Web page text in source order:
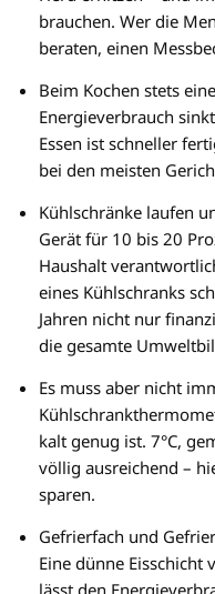
brauchen. Wer die
beraten, einen
Beim Kochen stets
Energieverbrauch
Essen ist schneller
bei den meisten
Kühlschränke laufen
Gerät für 10 bis 20
Haushalt
eines Kühlschranks
Jahren nicht nur
die gesamte
Es muss aber nicht
kalt genug ist. 7°C,
völlig ausreichend –
sparen.
Gefrierfach und
Eine dünne
lässt den